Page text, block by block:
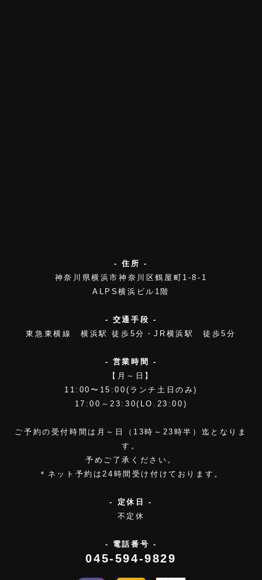
- 住所 -
神奈川県横浜市神奈川区鶴屋町1-8-1
ALPS横浜ビル1階
- 交通手段 -
東急東横線 横浜駅 徒歩5分・JR横浜駅 徒歩5分
- 営業時間 -
【月～日】
11:00〜15:00(ランチ土日のみ)
17:00～23:30(LO.23:00)
ご予約の受付時間は月～日（13時～23時半）迄となりま
す。
予めご了承ください。
＊ネット予約は24時間受け付けております。
- 定休日 -
不定休
- 電話番号 -
045-594-9829